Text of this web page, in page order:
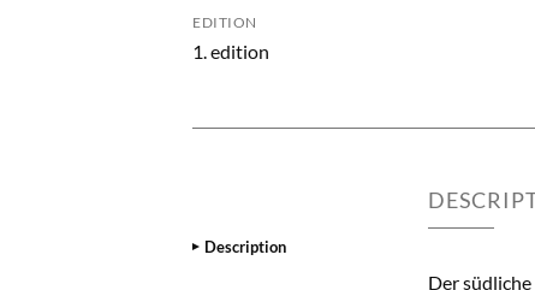
EDITION
1. edition
Description
Der